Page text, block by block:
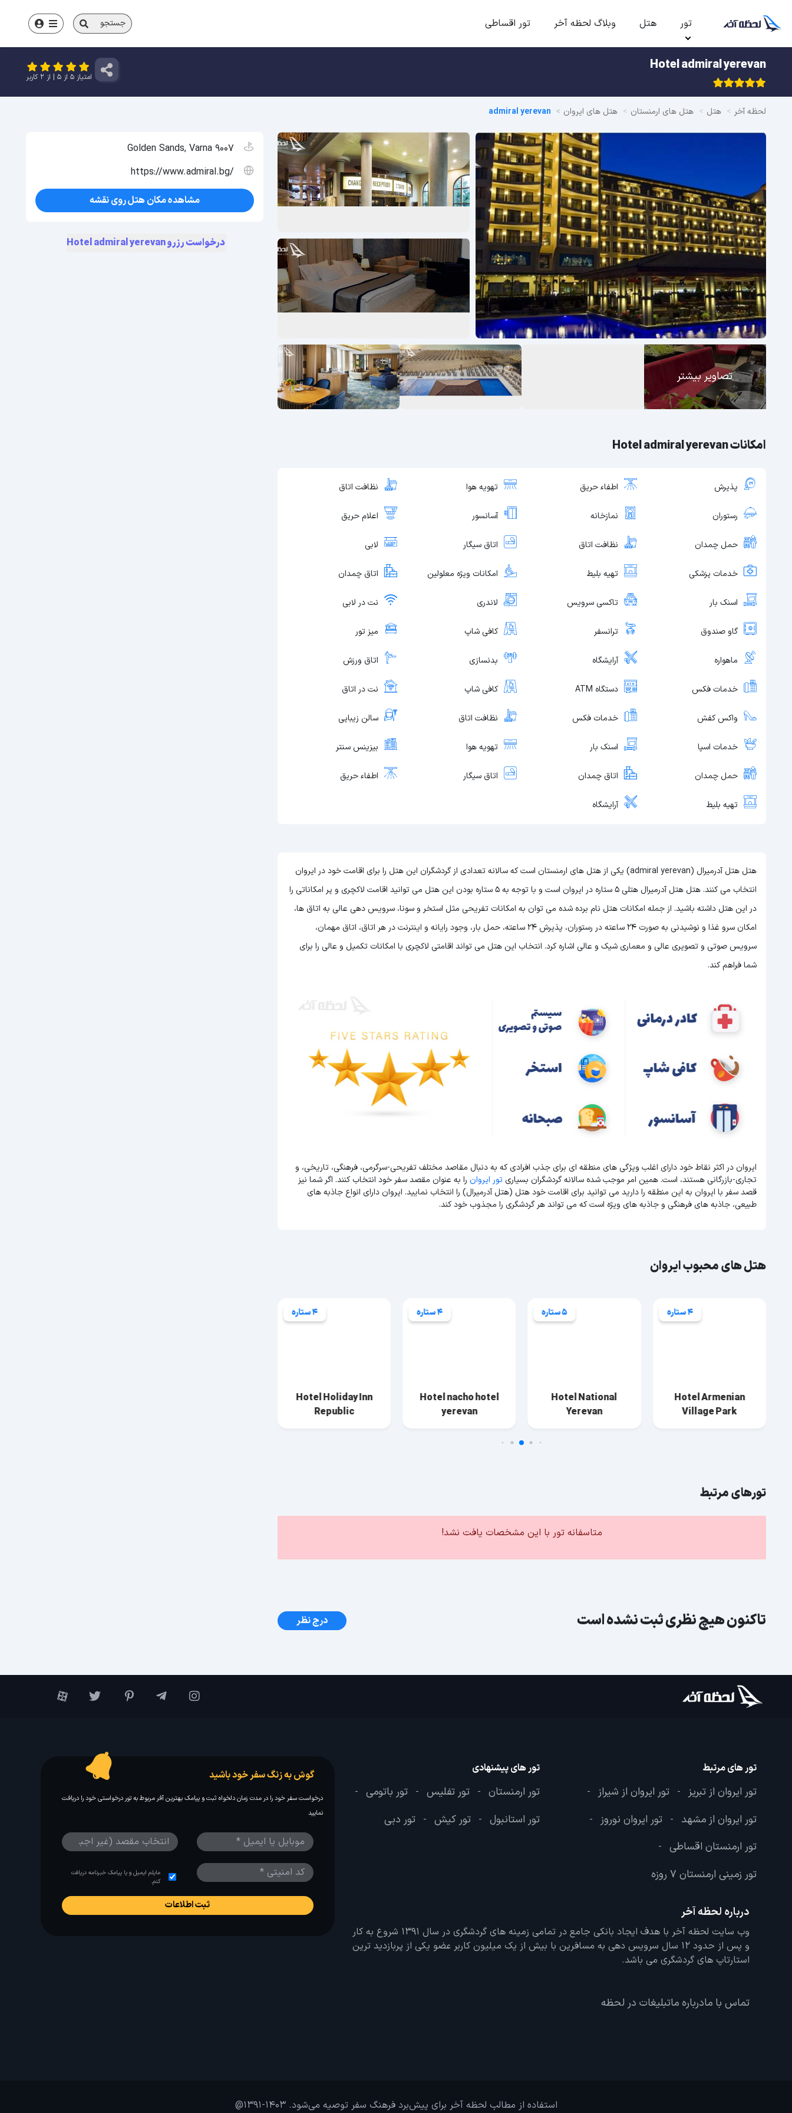
تور هتل وبلاگ لحظه آخر تور اقساطی جستجو
Hotel admiral yerevan
امتیاز 5 از 5 | از 2 کاربر
لحظه آخر هتل هتل های ارمنستان هتل های ایروان admiral yerevan
تصاویر بیشتر
امکانات Hotel admiral yerevan
پذیرش اطفاء حریق تهویه هوا نظافت اتاق
رستوران نمازخانه آسانسور اعلام حریق
حمل چمدان نظافت اتاق اتاق سیگار لابی
خدمات پزشکی تهیه بلیط امکانات ویژه معلولین اتاق چمدان
اسنک بار تاکسی سرویس لاندری نت در لابی
گاو صندوق ترانسفر کافی شاپ میز تور
ماهواره آرایشگاه بدنسازی اتاق ورزش
خدمات فکس دستگاه ATM کافی شاپ نت در اتاق
واکس کفش خدمات فکس نظافت اتاق سالن زیبایی
خدمات اسپا اسنک بار تهویه هوا بیزینس سنتر
حمل چمدان اتاق چمدان اتاق سیگار اطفاء حریق
تهیه بلیط آرایشگاه
هتل هتل آدرمیرال (admiral yerevan) یکی از هتل های ارمنستان است که سالانه تعدادی از گردشگران این هتل را برای اقامت خود در ایروان
انتخاب می کنند. هتل هتل آدرمیرال هتلی 5 ستاره در ایروان است و با توجه به 5 ستاره بودن این هتل
می توانید اقامت لاکچری و پر امکاناتی را
در این هتل داشته باشید. از جمله امکانات هتل نام برده شده می توان به امکانات تفریحی مثل استخر و سونا، سرویس دهی عالی به اتاق ها،
امکان سرو غذا و نوشیدنی به صورت 24 ساعته در رستوران، پذیرش 24 ساعته، حمل بار، وجود رایانه و اینترنت در هر اتاق، اتاق مهمان،
سرویس صوتی و تصویری عالی و معماری شیک و عالی اشاره کرد. انتخاب این هتل می تواند اقامتی لاکچری با امکانات تکمیل و عالی را برای
شما فراهم کند.
ایروان در اکثر نقاط خود دارای اغلب ویژگی های منطقه ای برای جذب افرادی که به دنبال مقاصد مختلف تفریحی-سرگرمی، فرهنگی، تاریخی، و
تجاری-بازرگانی هستند، است. همین امر موجب شده سالانه گردشگران بسیاریتور ایروان را به عنوان مقصد سفر خود انتخاب کنند. اگر شما نیز
قصد سفر با ایروان به این منطقه را دارید می توانید برای اقامت خود هتل (هتل آدرمیرال) را انتخاب نمایید. ایروان دارای انواع جاذبه های
طبیعی، جاذبه های فرهنگی و جاذبه های ویژه است که می تواند هر گردشگری را مجذوب خود کند.
هتل های محبوب ایروان
5 ستاره
Hotel National
Yerevan
4 ستاره
Hotel nacho hotel
yerevan
4 ستاره
Hotel Holiday Inn
Republic
4 ستاره
Hotel Konyak
تورهای مرتبط
متاسفانه تور با این مشخصات یافت نشد!
تاکنون هیچ نظری ثبت نشده است درج نظر
9007 Golden Sands, Varna
https://www.admiral.bg/
مشاهده مکان هتل روی نقشه
درخواست رزرو Hotel admiral yerevan
تور های مرتبط
تور ایروان از تبریز - تور ایروان از شیراز -
تور ایروان از مشهد - تور ایروان نوروز -
تور ارمنستان اقساطی -
تور زمینی ارمنستان 7 روزه
تور های پیشنهادی
تور ارمنستان - تور تفلیس - تور باتومی -
تور استانبول - تور کیش - تور دبی
درباره لحظه آخر
وب سایت لحظه آخر با هدف ایجاد بانکی جامع در تمامی زمینه های گردشگری در سال 1391 شروع به کار
و پس از حدود 12 سال سرویس دهی به مسافرین با بیش از یک میلیون کاربر عضو یکی از پربازدید ترین
استارتاپ های گردشگری می باشد.
تماس با مادرباره ماتبلیغات در لحظه
گوش به زنگ سفر خود باشید
درخواست سفر خود را در مدت زمان دلخواه ثبت و پیامک بهترین آفر مربوط به تور درخواستی خود را دریافت
نمایید
مایلم ایمیل و یا پیامک خبرنامه دریافت
کنم.
استفاده از مطالب لحظه آخر برای پیش‌برد فرهنگ سفر توصیه می‌شود. 1403-1391@